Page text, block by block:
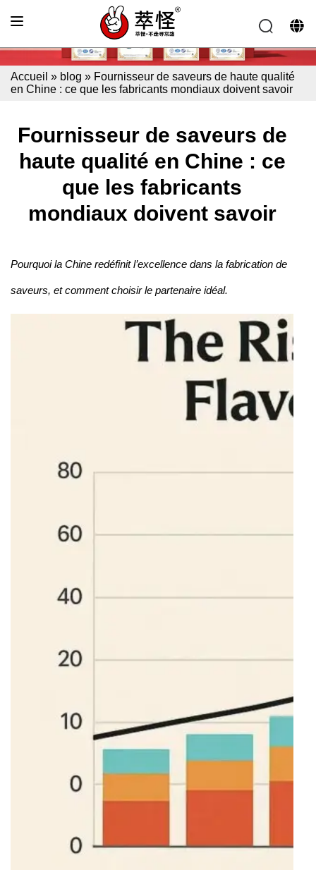
Accueil » blog » Fournisseur de saveurs de haute qualité
en Chine : ce que les fabricants mondiaux doivent savoir
Fournisseur de saveurs de
haute qualité en Chine : ce
que les fabricants
mondiaux doivent savoir
Pourquoi la Chine redéfinit l’excellence dans la fabrication de
saveurs, et comment choisir le partenaire idéal.